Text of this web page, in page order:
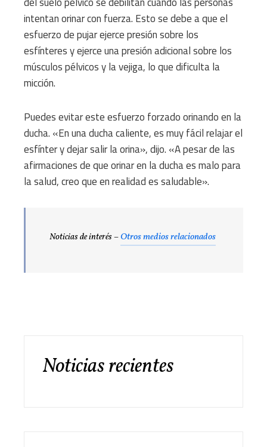
intentan orinar con fuerza. Esto se debe a que el
esfuerzo de pujar ejerce presión sobre los
esfínteres y ejerce una presión adicional sobre los
músculos pélvicos y la vejiga, lo que dificulta la
micción.
Puedes evitar este esfuerzo forzado orinando en la
ducha. «En una ducha caliente, es muy fácil relajar el
esfínter y dejar salir la orina», dijo. «A pesar de las
afirmaciones de que orinar en la ducha es malo para
la salud, creo que en realidad es saludable».
Noticias de interés –Otros medios relacionados
Noticias recientes